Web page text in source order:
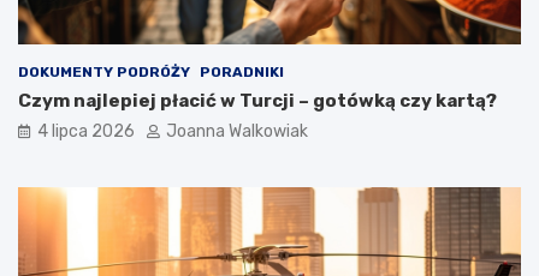
DOKUMENTY PODRÓŻY PORADNIKI
Czym najlepiej płacić w Turcji – gotówką czy kartą?
4 lipca 2026 Joanna Walkowiak